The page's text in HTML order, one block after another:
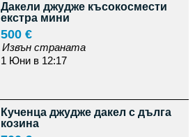
Дакели джудже късокосмести
екстра мини
500 €
Извън страната
1 Юни в 12:17
Кученца джудже дакел с дълга
козина